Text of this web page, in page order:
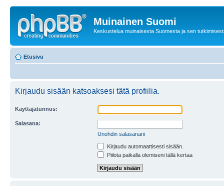
Muinainen Suomi
Keskustelua muinaisesta Suomesta ja sen
Etusivu
Kirjaudu sisään katsoaksesi tätä profiilia.
Käyttäjätunnus:
Salasana:
Unohdin salasanani
Kirjaudu automaattisesti sisään.
Piilota paikalla olemiseni tällä kertaa